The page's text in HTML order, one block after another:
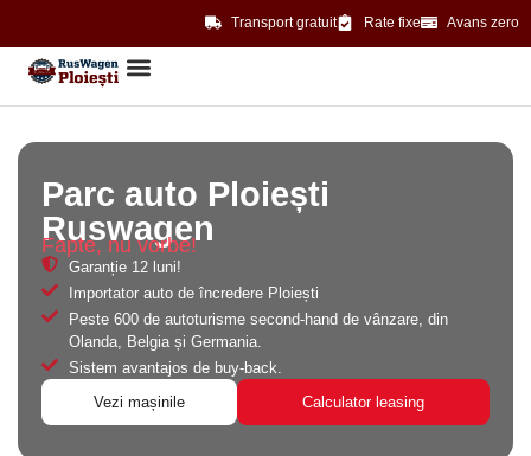
Transport gratuit Rate fixe Avans zero
Parc auto Ploiești
Ruswagen
Fapte, nu vorbe!
Garanție 12 luni!
Importator auto de încredere Ploiești
Peste 600 de autoturisme second-hand de vânzare, din
Olanda, Belgia și Germania.
Sistem avantajos de buy-back.
Vezi mașinile
Calculator leasing